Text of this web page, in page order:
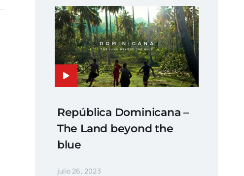
República Dominicana –
The Land beyond the
blue
julio 26, 2023